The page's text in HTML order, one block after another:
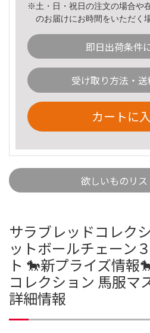
※土・日・祝日の注文の場合や
のお届けにお時間をいただく
即日出荷条件
受け取り方法・
カートに
欲しいものリ
サラブレッドコレク
ットボールチェーン
ト 🐎新プライズ情報
コレクション 馬服マ
詳細情報